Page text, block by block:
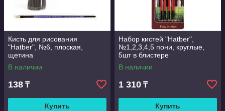
Кисть для рисования
"Hatber", №6, плоская,
щетина
В наличии
138 ₸
Купить
Набор кистей "Hatber",
№1,2,3,4,5 пони, круглые,
5шт в блистере
В наличии
1 310 ₸
Купить